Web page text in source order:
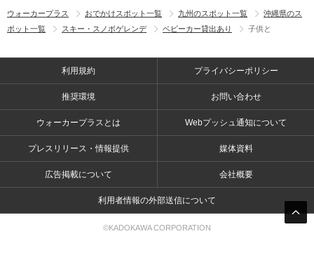
ウォーカープラス おでかけスポット一覧 九州のスポット一覧
沖縄県のス
ポット一覧
スキー・スノボゲレンデ ベビーカー貸出あり 子供と
利用規約 プライバシーポリシー
推奨環境 お問い合わせ
ウォーカープラスとは Webプッシュ通知について
プレスリリース・情報提供 媒体資料
広告掲載について 会社概要
利用者情報の外部送信について
©KADOKAWA CORPORATION